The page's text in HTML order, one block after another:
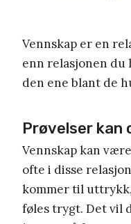
Vennskap er en
enn relasjonen du
den ene blant de
Prøvelser kan
Vennskap kan
ofte i disse
kommer til
føles trygt. Det vil